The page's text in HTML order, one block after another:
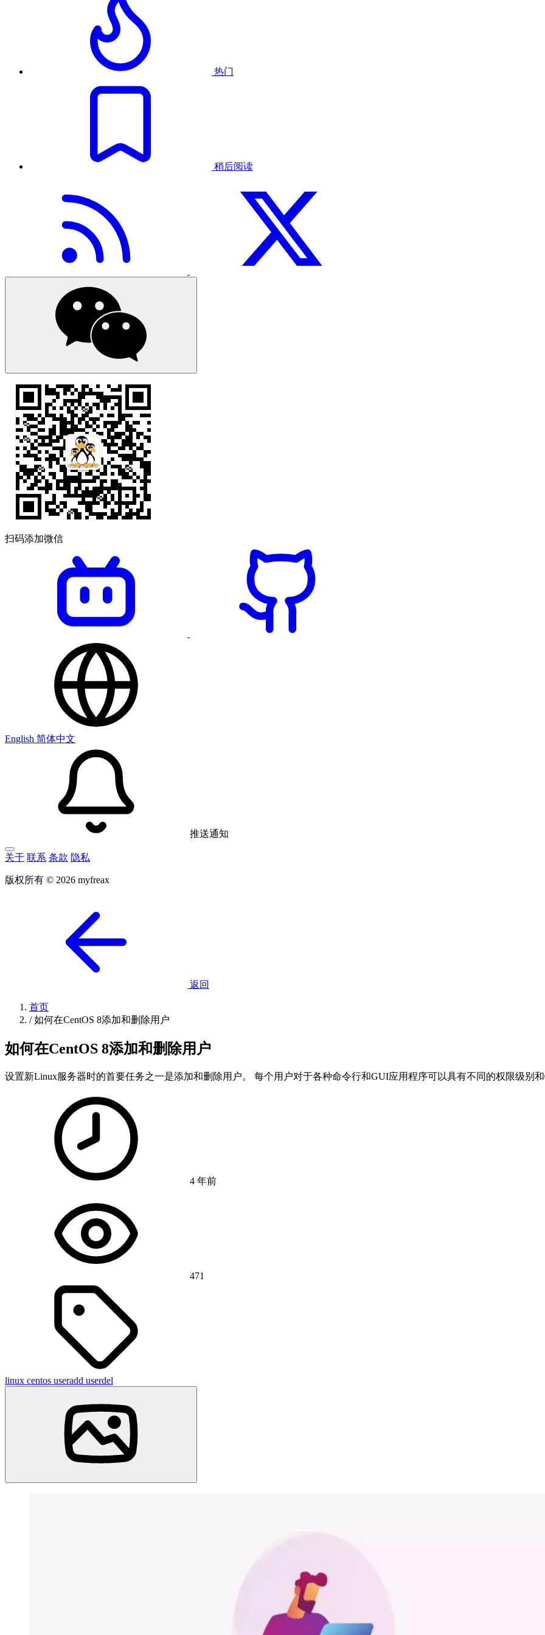
热门
稍后阅读
扫码添加微信
English 简体中文
推送通知
关于 联系 条款 隐私
版权所有 © 2026 myfreax
返回
首页
/ 如何在CentOS 8添加和删除用户
如何在CentOS 8添加和删除用户
设置新Linux服务器时的首要任务之一是添加和删除用户。 每个用户对于各种命令行和GUI应用程序可以具有不同的权限级别
4 年前
471
linux centos useradd userdel